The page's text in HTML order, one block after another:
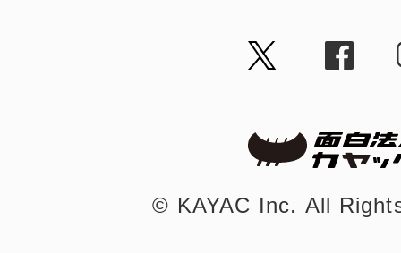
©︎ KAYAC Inc. All
プライバシーポ